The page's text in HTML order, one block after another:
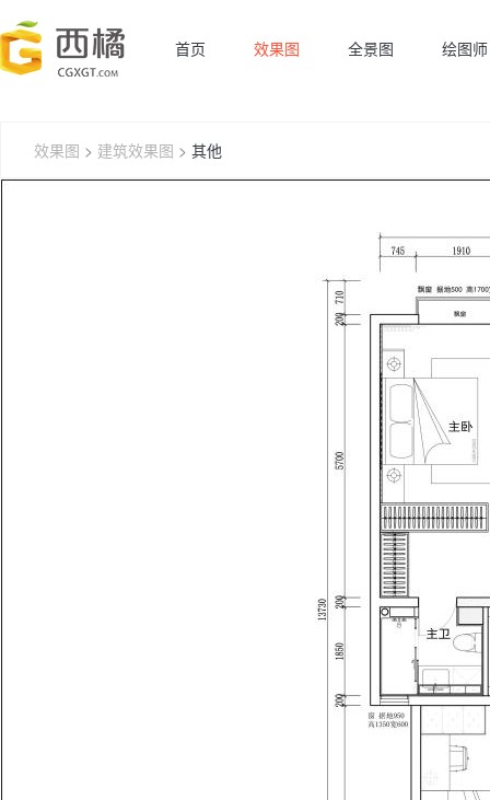
首页 效果图 全景图 绘图师
效果图 > 建筑效果图 > 其他